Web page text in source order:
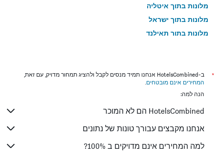
מלונות בתוך איטליה
מלונות בתוך ישראל
מלונות בתוך תאילנד
*
ב-HotelsCombined אנחנו תמיד מנסים לקבל ולהציג תמחור מדויק, עם זאת,
המחירים אינם מובטחים.
הנה למה:
HotelsCombined הם לא המוכר
אנחנו מקבצים עבורך טונות של נתונים
למה המחירים אינם מדויקים ב 100%?